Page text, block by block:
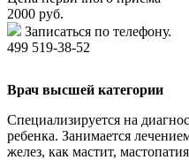
2000 руб.
Записаться по телефону.
499 519-38-52
Врач высшей категории
Специализируется на
ребенка. Занимается
желез, как мастит,